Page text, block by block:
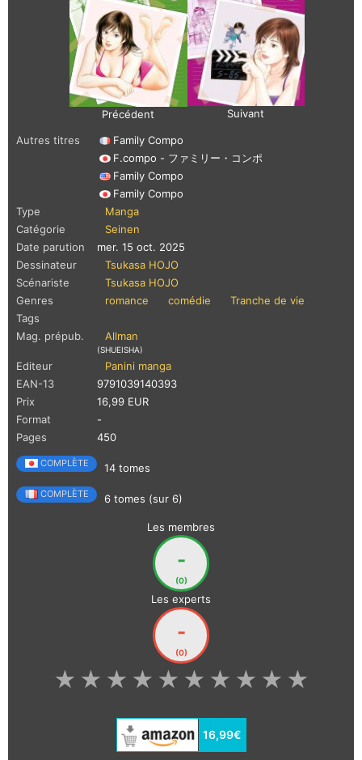
Précédent Suivant
Autres titres
Family Compo
F.compo - ファミリー・コンポ
Family Compo
Family Compo
Type
Manga
Catégorie
Seinen
Date parution
mer. 15 oct. 2025
Dessinateur
Tsukasa HOJO
Scénariste
Tsukasa HOJO
Genres
romance comédie
Tranche de vie
Tags
Mag. prépub.
Allman
(SHUEISHA)
Editeur
Panini manga
EAN-13
9791039140393
Prix
16,99 EUR
Format
-
Pages
450
COMPLÈTE 14 tomes
COMPLÈTE 6 tomes (sur 6)
Les membres
-
(0)
Les experts
-
(0)
★
★
★
★
★
★
★
★
★
★
16,99€